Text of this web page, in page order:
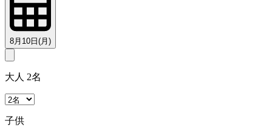
8月10日(月)
大人 2名
子供